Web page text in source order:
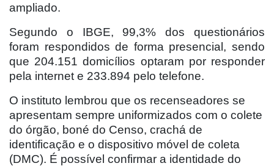
ampliado.
Segundo o IBGE, 99,3% dos questionários
foram respondidos de forma presencial, sendo
que 204.151 domicílios optaram por responder
pela internet e 233.894 pelo telefone.
O instituto lembrou que os recenseadores se
apresentam sempre uniformizados com o colete
do órgão, boné do Censo, crachá de
identificação e o dispositivo móvel de coleta
(DMC). É possível confirmar a identidade do